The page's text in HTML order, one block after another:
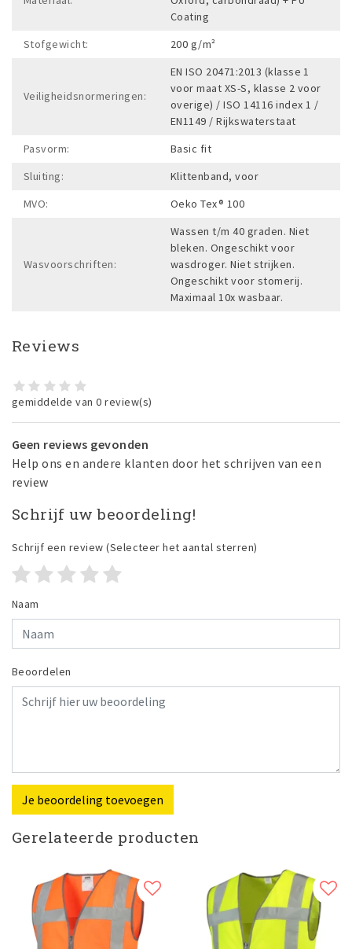
Coating
Stofgewicht:
200 g/m²
Veiligheidsnormeringen:
EN ISO 20471:2013 (klasse 1
voor maat XS-S, klasse 2 voor
overige) / ISO 14116 index 1 /
EN1149 / Rijkswaterstaat
Pasvorm:
Basic fit
Sluiting:
Klittenband, voor
MVO:
Oeko Tex® 100
Wasvoorschriften:
Wassen t/m 40 graden. Niet
bleken. Ongeschikt voor
wasdroger. Niet strijken.
Ongeschikt voor stomerij.
Maximaal 10x wasbaar.
Reviews
gemiddelde van 0 review(s)
Geen reviews gevonden
Help ons en andere klanten door het schrijven van een
review
Schrijf uw beoordeling!
Schrijf een review (Selecteer het aantal sterren)
Naam
Beoordelen
Je beoordeling toevoegen
Gerelateerde producten